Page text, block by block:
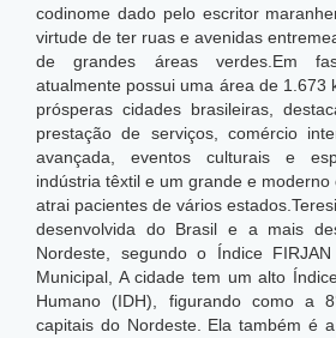
codinome dado pelo escritor
virtude de ter ruas e avenidas
de grandes áreas verdes.Em
atualmente possui uma área de 1.673
prósperas cidades brasileiras,
prestação de serviços, comércio
avançada, eventos culturais e
indústria têxtil e um grande e
atrai pacientes de vários
desenvolvida do Brasil e a mais
Nordeste, segundo o Índice
Municipal, A cidade tem um alto
Humano (IDH), figurando como a
capitais do Nordeste. Ela também é